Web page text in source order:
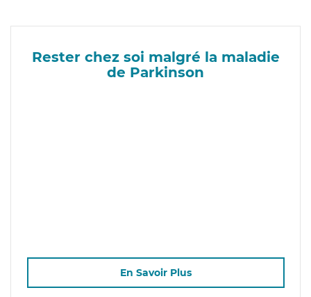
Rester chez soi malgré la maladie
de Parkinson
En Savoir Plus